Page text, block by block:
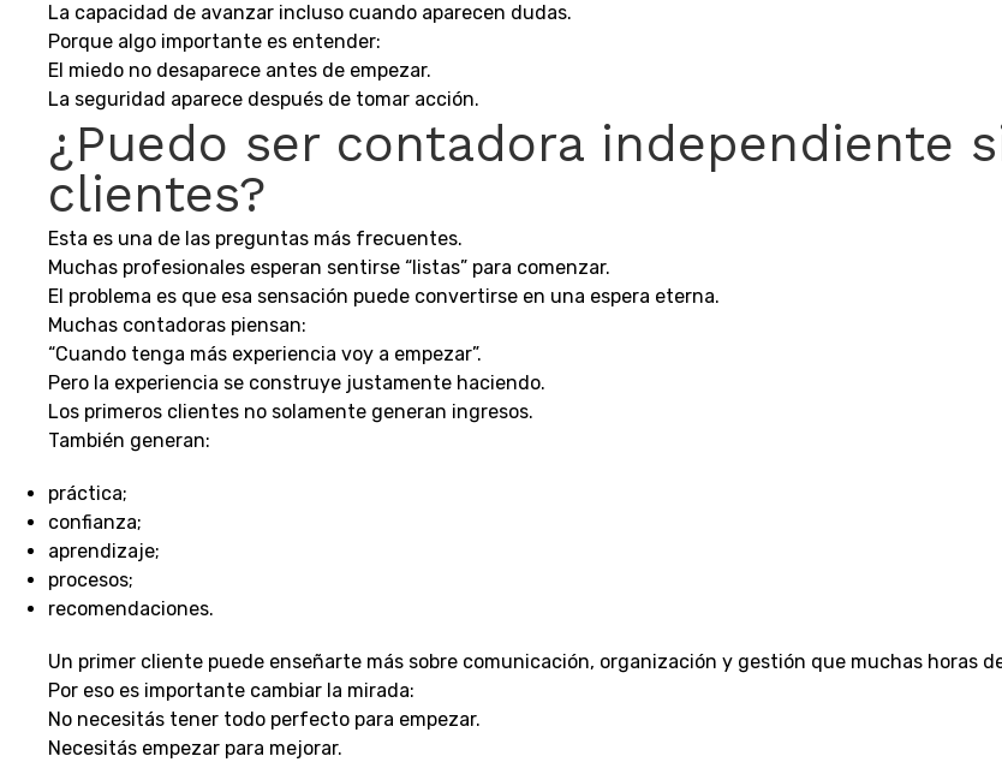
La capacidad de avanzar incluso cuando aparecen dudas.
Porque algo importante es entender:
El miedo no desaparece antes de empezar.
La seguridad aparece después de tomar acción.
¿Puedo ser contadora independiente
clientes?
Esta es una de las preguntas más frecuentes.
Muchas profesionales esperan sentirse “listas” para comenzar.
El problema es que esa sensación puede convertirse en una espera eterna.
Muchas contadoras piensan:
“Cuando tenga más experiencia voy a empezar”.
Pero la experiencia se construye justamente haciendo.
Los primeros clientes no solamente generan ingresos.
También generan:
práctica;
confianza;
aprendizaje;
procesos;
recomendaciones.
Un primer cliente puede enseñarte más sobre comunicación, organización y gestión que muchas horas
Por eso es importante cambiar la mirada:
No necesitás tener todo perfecto para empezar.
Necesitás empezar para mejorar.